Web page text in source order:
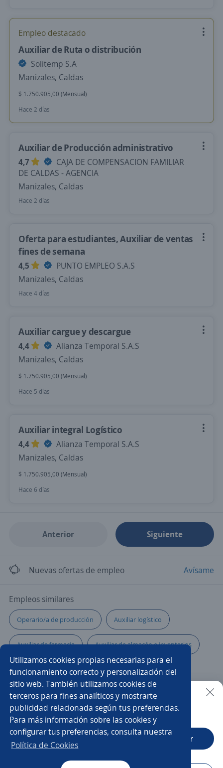
Utilizamos cookies propias necesarias para el
funcionamiento correcto y personalización del
sitio web. También utilizamos cookies de
terceros para fines analíticos y mostrarte
publicidad relacionada según tus preferencias.
Para más información sobre las cookies y
configurar tus preferencias, consulta nuestra
Política de Cookies
Empleo destacado
Auxiliar de Ruta o distribución
Solitemp S.A
Manizales, Caldas
$ 1.750.905,00 (Mensual)
Hace 2 días
Auxiliar de Producción administrativo
4,7
CAJA DE COMPENSACION FAMILIAR
DE CALDAS - AGENCIA
Manizales, Caldas
Hace 2 días
Oferta para estudiantes, Auxiliar de ventas
fines de semana
4,5
PUNTO EMPLEO S.A.S
Manizales, Caldas
Hace 4 días
Auxiliar cargue y descargue
4,4
Alianza Temporal S.A.S
Manizales, Caldas
$ 1.750.905,00 (Mensual)
Hace 5 días
Auxiliar integral Logístico
4,4
Alianza Temporal S.A.S
Manizales, Caldas
$ 1.750.905,00 (Mensual)
Hace 6 días
Anterior Siguiente
Nuevas ofertas de empleo Avísame
Empleos similares
Operario/a de producción Auxiliar logístico
Auxiliar de farmacia Auxiliar de almacén e inventarios
Auxiliar de ruta Asistente de producción
Auxiliar logística Auxiliar de contratación
Chófer ayudante Conductor/a Logístico/a
Asistente de ventas
Buscar es más fácil en la app
CT App Abrir